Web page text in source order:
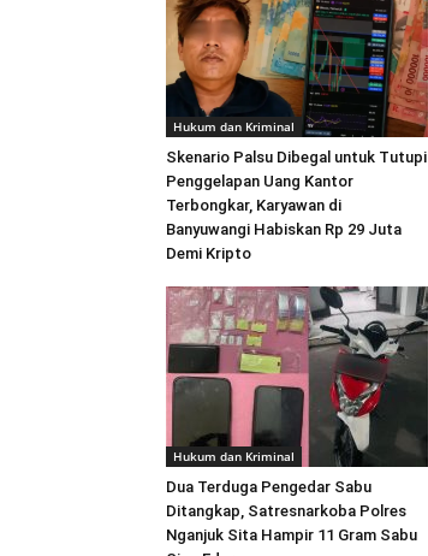
Hukum dan Kriminal
Skenario Palsu Dibegal untuk Tutupi
Penggelapan Uang Kantor
Terbongkar, Karyawan di
Banyuwangi Habiskan Rp 29 Juta
Demi Kripto
Hukum dan Kriminal
Dua Terduga Pengedar Sabu
Ditangkap, Satresnarkoba Polres
Nganjuk Sita Hampir 11 Gram Sabu